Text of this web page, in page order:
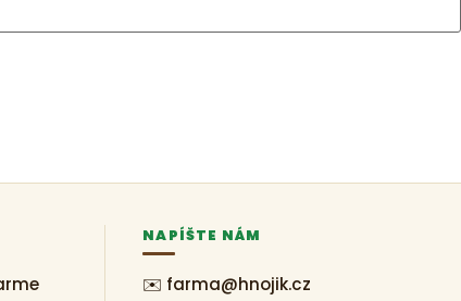
NAPÍŠTE NÁM
✉️ farma@hnojik.cz